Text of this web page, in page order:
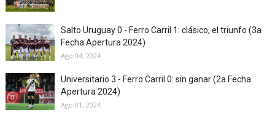
Salto Uruguay 0 - Ferro Carril 1: clásico, el triunfo (3a
Fecha Apertura 2024)
Ago 04, 2024
Universitario 3 - Ferro Carril 0: sin ganar (2a Fecha
Apertura 2024)
Ago 01, 2024